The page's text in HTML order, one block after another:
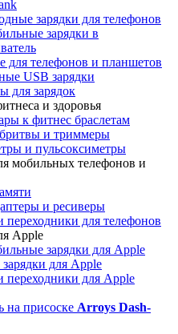
зарядки для телефонов
зарядки в
для телефонов и планшетов
USB зарядки
для зарядок
и здоровья
к фитнес браслетам
и триммеры
и пульсоксиметры
мобильных телефонов и
и ресиверы
переходники для телефонов
Apple
зарядки для Apple
для Apple
переходники для Apple
на присоске Arroys Dash-